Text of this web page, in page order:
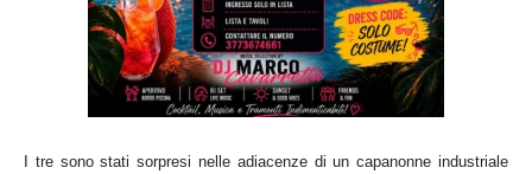
I tre sono stati sorpresi nelle adiacenze di un capanonne industriale